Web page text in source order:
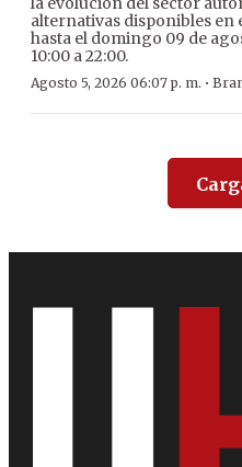
alternativas disponibles en
hasta el domingo 09 de
10:00 a 22:00.
Agosto 5, 2026 06:07 p. m. ·